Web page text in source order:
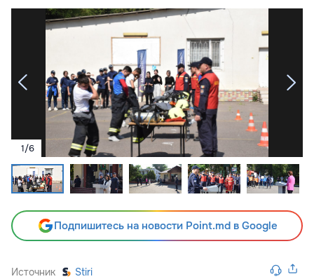
1/6
Подпишитесь на новости Point.md в Google
Источник Stiri